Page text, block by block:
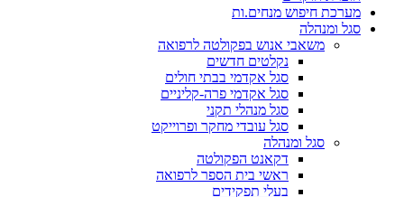
מערכת חיפוש מנחים.ות
סגל ומנהלה
משאבי אנוש בפקולטה לרפואה
נקלטים חדשים
סגל אקדמי בבתי חולים
סגל אקדמי פרה-קליניים
סגל מנהלי תקני
סגל עובדי מחקר ופרוייקט
סגל ומנהלה
דקאנט הפקולטה
ראשי בית הספר לרפואה
בעלי תפקידים